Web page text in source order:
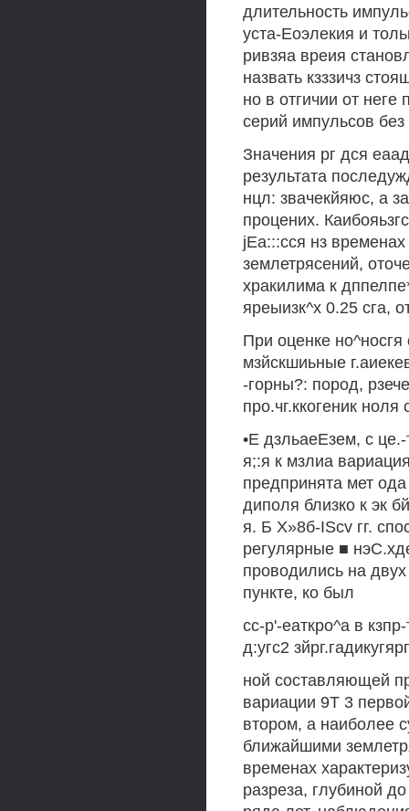
длительность
уста-Еоэлекия и
ривзяа вреия
назвать кзззичз
но в отгичии от неге
серий импульсов
Значения рг дся
результата
нцл: звачекйяюс, а
процених.
jЕа:::сся нз
землетрясений,
хракилима к
яреыизк^х 0.25 сга,
При оценке
мзйскшиьные
-горны?: пород,
про.чг.ккогеник
•Е дзльаеЕзем, с
я;:я к мзлиа
предпринята мет
диполя близко к эк
я. Б Х»8б-IScv гг.
регулярные ■
проводились на
пункте, ко был
сс-р'-еаткро^а в
д:угс2
ной составляющей
вариации 9Т 3
втором, а наиболее
ближайшими
временах
разреза, глубиной